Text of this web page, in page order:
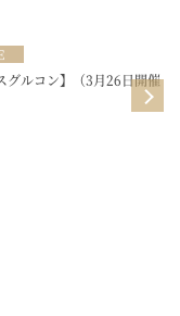
グルコン】（3月26日開催